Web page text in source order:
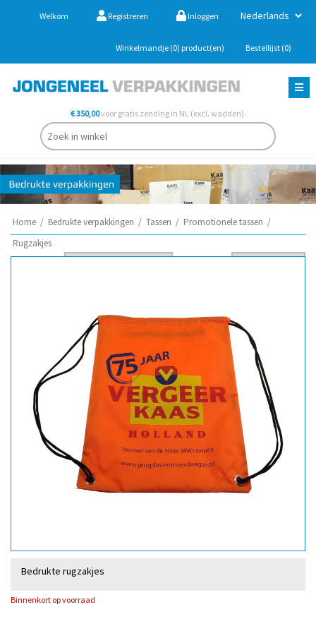
Welkom Registreren Inloggen
Winkelmandje (0) product(en) Bestellijst (0)
€ 350,00voor gratis zending in NL (excl. wadden).
Home / Bedrukte verpakkingen / Tassen / Promotionele tassen /
Rugzakjes
Bedrukte rugzakjes
Binnenkort op voorraad